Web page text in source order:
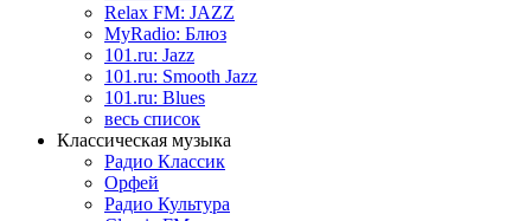
Relax FM: JAZZ
MyRadio: Блюз
101.ru: Jazz
101.ru: Smooth Jazz
101.ru: Blues
весь список
Классическая музыка
Радио Классик
Орфей
Радио Культура